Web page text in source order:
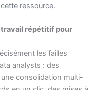
cette ressource.
travail répétitif pour
les failles
analysts : des
consolidation multi-